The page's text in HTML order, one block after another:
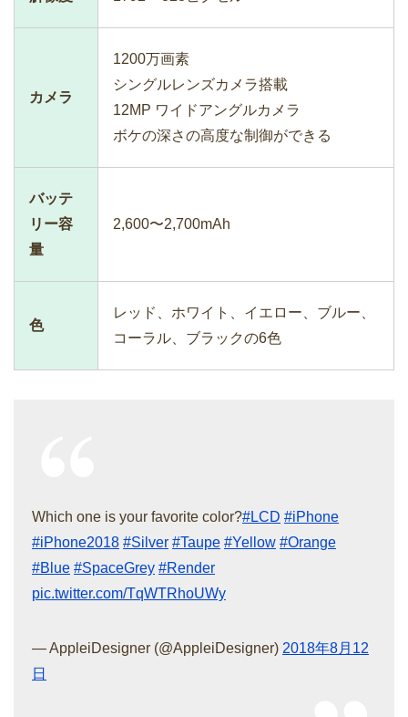
カメラ
1200万画素
シングルレンズカメラ搭載
12MP ワイドアングルカメラ
ボケの深さの高度な制御ができる
バッテ
リー容
量
2,600〜2,700mAh
色
レッド、ホワイト、イエロー、ブルー、
コーラル、ブラックの6色
Which one is your favorite color?#LCD #iPhone
#iPhone2018 #Silver #Taupe #Yellow #Orange
#Blue #SpaceGrey #Render
pic.twitter.com/TqWTRhoUWy
— AppleiDesigner (@AppleiDesigner) 2018年8月12
日